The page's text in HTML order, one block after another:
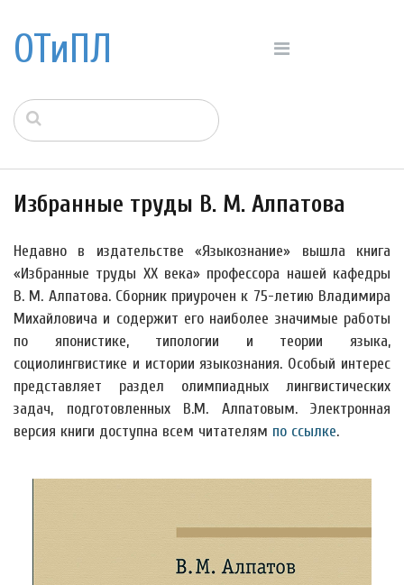
ОТиПЛ
Избранные труды В. М. Алпатова
Недавно в издательстве «Языкознание» вышла книга
«Избранные труды XX века» профессора нашей кафедры
В. М. Алпатова. Сборник приурочен к 75-летию Владимира
Михайловича и содержит его наиболее значимые работы
по японистике, типологии и теории языка,
социолингвистике и истории языкознания. Особый интерес
представляет раздел олимпиадных лингвистических
задач, подготовленных В.М. Алпатовым. Электронная
версия книги доступна всем читателям по ссылке.